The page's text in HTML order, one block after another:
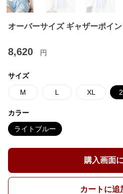
オーバーサイズ ギャザーポイ
8,620 円
サイズ
M L XL
カラー
ライトブルー
購入画面
カートに追